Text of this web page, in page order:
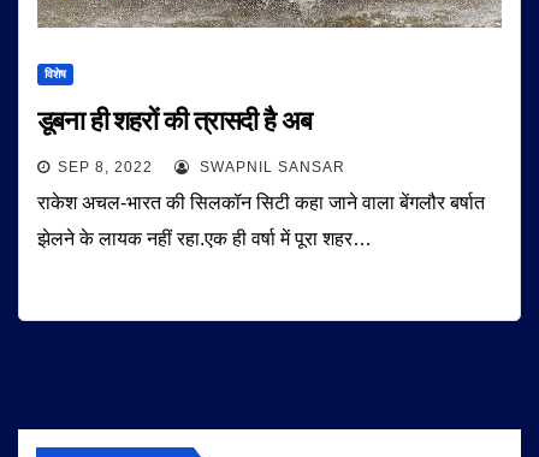
विशेष
डूबना ही शहरों की त्रासदी है अब
SEP 8, 2022 SWAPNIL SANSAR
राकेश अचल-भारत की सिलकॉन सिटी कहा जाने वाला बेंगलौर बर्षात
झेलने के लायक नहीं रहा.एक ही वर्षा में पूरा शहर…